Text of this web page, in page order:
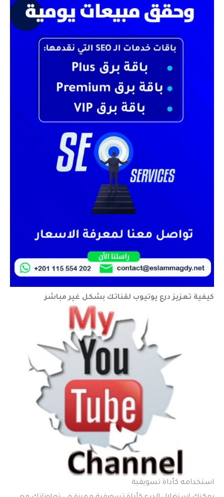
كيفية تعزيز درع يوتيوب لقناتك بشكل غير مباشر
استخدامه كأداة تسويقية